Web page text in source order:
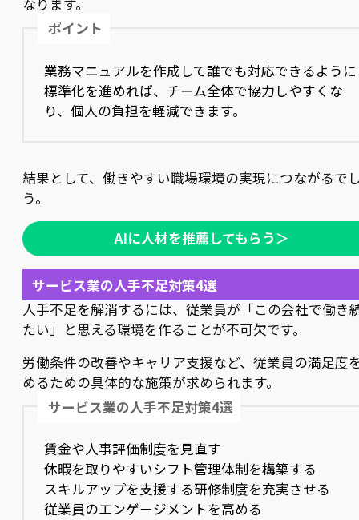
ポイント
業務マニュアルを作成して誰でも対応できるように
標準化を進めれば、チーム全体で協力しやすくな
り、個人の負担を軽減できます。
結果として、働きやすい職場環境の実現につながるで
う。
AIに人材を推薦してもらう＞
サービス業の人手不足対策4選
人手不足を解消するには、従業員が「この会社で働き
たい」と思える環境を作ることが不可欠です。
労働条件の改善やキャリア支援など、従業員の満足度
めるための具体的な施策が求められます。
サービス業の人手不足対策4選
賃金や人事評価制度を見直す
休暇を取りやすいシフト管理体制を構築する
スキルアップを支援する研修制度を充実させる
従業員のエンゲージメントを高める